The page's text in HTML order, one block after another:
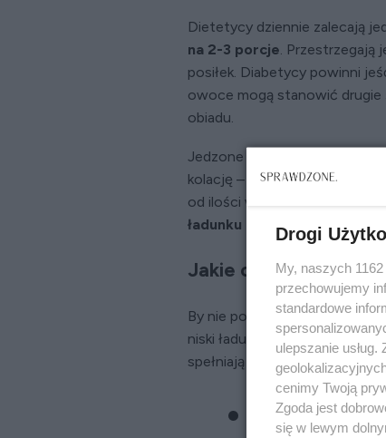
Dietetycy dziennie zalecają
na 2-3 porcje. Przestrzegają
posiłek. Diabetycy powinni
owoce mogą stanowić drugie
obiadu.
Jedzone na pierwsze
kolację – obciążyć nadmiernie
od ilości węglowodanów,
ładunku glikemicznego.
Jakie owoce są
By nie podnosić gwałtownie
niski ładunek glikemiczny, ale i
spełniają (podajemy wielkość
3 garście agrestu
Drogi
My, naszych
przechowujemy
standardowe
ulepszanie
cenimy Twoją
Zgoda jest
się w lewym